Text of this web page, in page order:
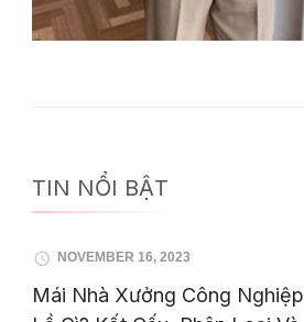
TIN NỔI BẬT
NOVEMBER 16, 2023
Mái Nhà Xưởng Công Nghiệp